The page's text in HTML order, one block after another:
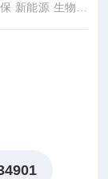
新能源 生物医
别的气体。